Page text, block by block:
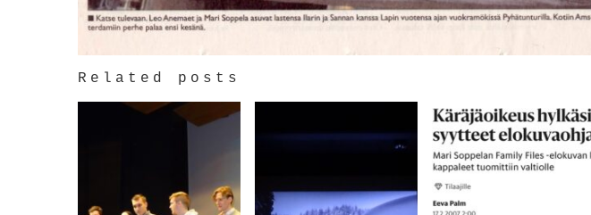
Related posts